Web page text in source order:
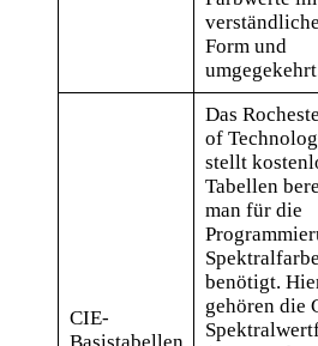
Form und
CIE-
Das
of
stellt
Tabellen
man für die
benötigt.
gehören die